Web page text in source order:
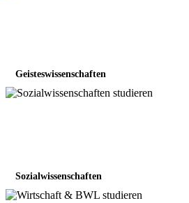
Geisteswissenschaften
Sozialwissenschaften